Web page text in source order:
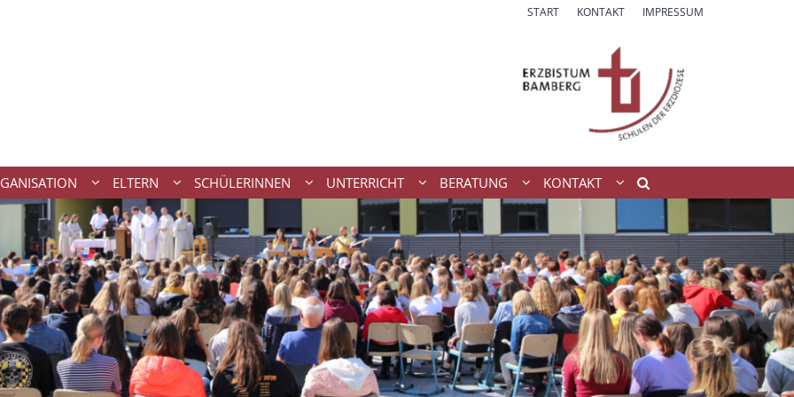
START KONTAKT IMPRESSUM
ELTERN SCHÜLERINNEN UNTERRICHT BERATUNG KONTAKT